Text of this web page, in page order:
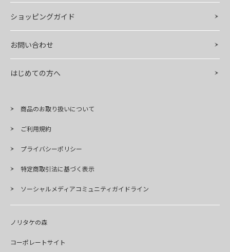
ショッピングガイド
お問い合わせ
はじめての方へ
商品のお取り扱いについて
ご利用規約
プライバシーポリシー
特定商取引法に基づく表示
ソーシャルメディアコミュニティガイドライン
ノリタケの森
コーポレートサイト